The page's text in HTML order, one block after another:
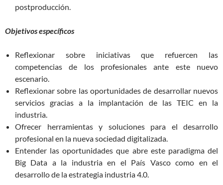
postproducción.
Objetivos específicos
Reflexionar sobre iniciativas que refuercen las
competencias de los profesionales ante este nuevo
escenario.
Reflexionar sobre las oportunidades de desarrollar nuevos
servicios gracias a la implantación de las TEIC en la
industria.
Ofrecer herramientas y soluciones para el desarrollo
profesional en la nueva sociedad digitalizada.
Entender las oportunidades que abre este paradigma del
Big Data a la industria en el País Vasco como en el
desarrollo de la estrategia industria 4.0.